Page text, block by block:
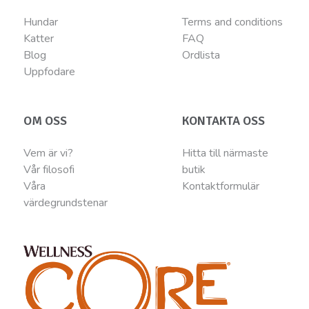
Hundar
Katter
Blog
Uppfodare
Terms and conditions
FAQ
Ordlista
OM OSS
Vem är vi?
Vår filosofi
Våra
värdegrundstenar
KONTAKTA OSS
Hitta till närmaste
butik
Kontaktformulär